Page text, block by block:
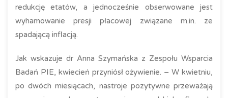
redukcję etatów, a jednocześnie obserwowane jest
wyhamowanie presji płacowej związane m.in. ze
spadającą inflacją.
Jak wskazuje dr Anna Szymańska z Zespołu Wsparcia
Badań PIE, kwiecień przyniósł ożywienie. – W kwietniu,
po dwóch miesiącach, nastroje pozytywne przeważają